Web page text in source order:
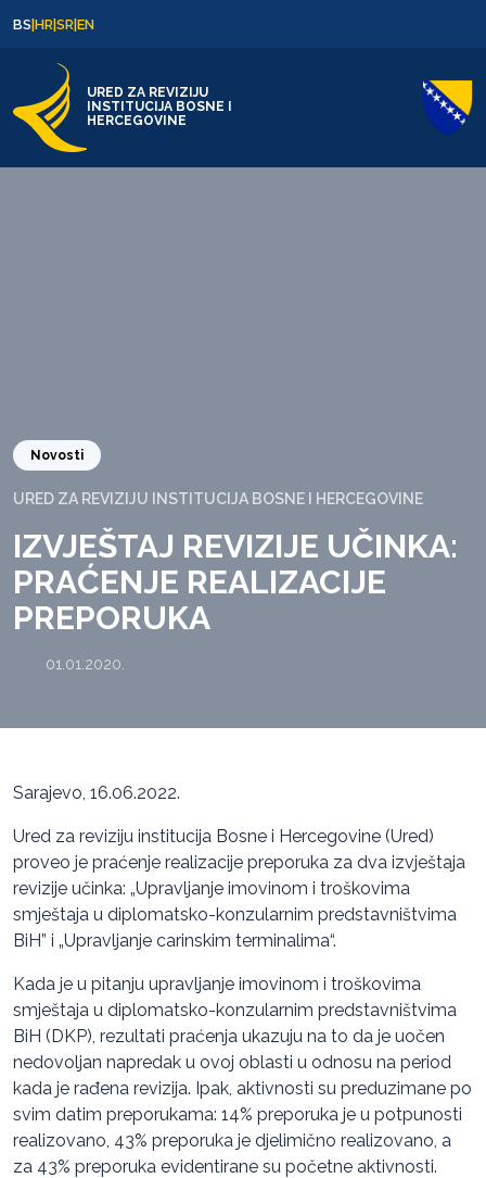
BS|HR|SR|EN
URED ZA REVIZIJU
INSTITUCIJA BOSNE I
HERCEGOVINE
Novosti
URED ZA REVIZIJU INSTITUCIJA BOSNE I HERCEGOVINE
IZVJEŠTAJ REVIZIJE UČINKA:
PRAĆENJE REALIZACIJE
PREPORUKA
01.01.2020.
Sarajevo, 16.06.2022.
Ured za reviziju institucija Bosne i Hercegovine (Ured)
proveo je praćenje realizacije preporuka za dva izvještaja
revizije učinka: „Upravljanje imovinom i troškovima
smještaja u diplomatsko-konzularnim predstavništvima
BiH” i „Upravljanje carinskim terminalima“.
Kada je u pitanju upravljanje imovinom i troškovima
smještaja u diplomatsko-konzularnim predstavništvima
BiH (DKP), rezultati praćenja ukazuju na to da je uočen
nedovoljan napredak u ovoj oblasti u odnosu na period
kada je rađena revizija. Ipak, aktivnosti su preduzimane po
svim datim preporukama: 14% preporuka je u potpunosti
realizovano, 43% preporuka je djelimično realizovano, a
za 43% preporuka evidentirane su početne aktivnosti.